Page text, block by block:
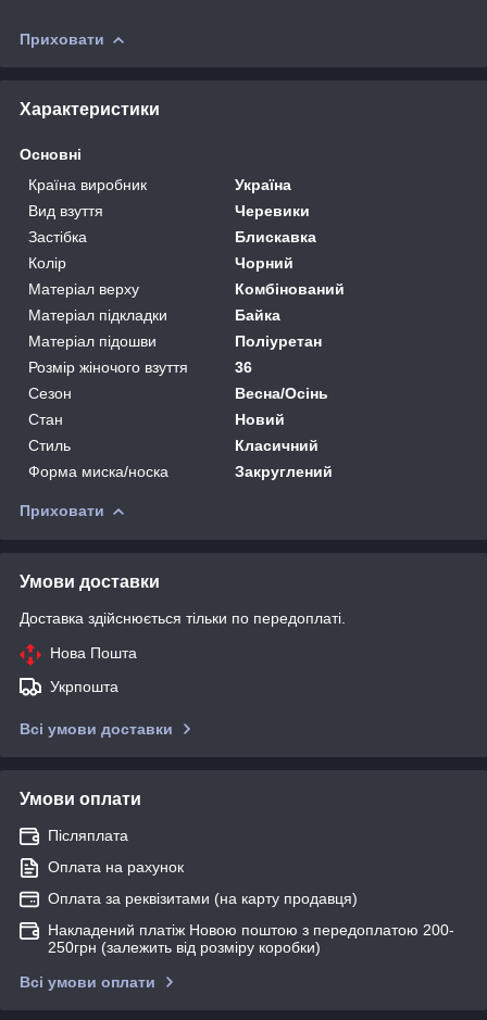
Приховати
Характеристики
Основні
Країна виробник
Україна
Вид взуття
Черевики
Застібка
Блискавка
Колір
Чорний
Матеріал верху
Комбінований
Матеріал підкладки
Байка
Матеріал підошви
Поліуретан
Розмір жіночого взуття
36
Сезон
Весна/Осінь
Стан
Новий
Стиль
Класичний
Форма миска/носка
Закруглений
Приховати
Умови доставки
Доставка здійснюється тільки по передоплаті.
Нова Пошта
Укрпошта
Всі умови доставки
Умови оплати
Післяплата
Оплата на рахунок
Оплата за реквізитами (на карту продавця)
Накладений платіж Новою поштою з передоплатою 200-
250грн (залежить від розміру коробки)
Всі умови оплати